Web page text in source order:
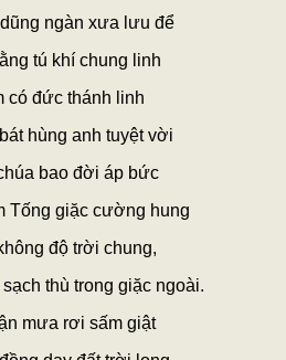
ngàn xưa lưu để
tú khí chung linh
có đức thánh linh
hùng anh tuyệt vời
bao đời áp bức
Tống giặc cường hung
độ trời chung,
thù trong giặc ngoài.
mưa rơi sấm giật